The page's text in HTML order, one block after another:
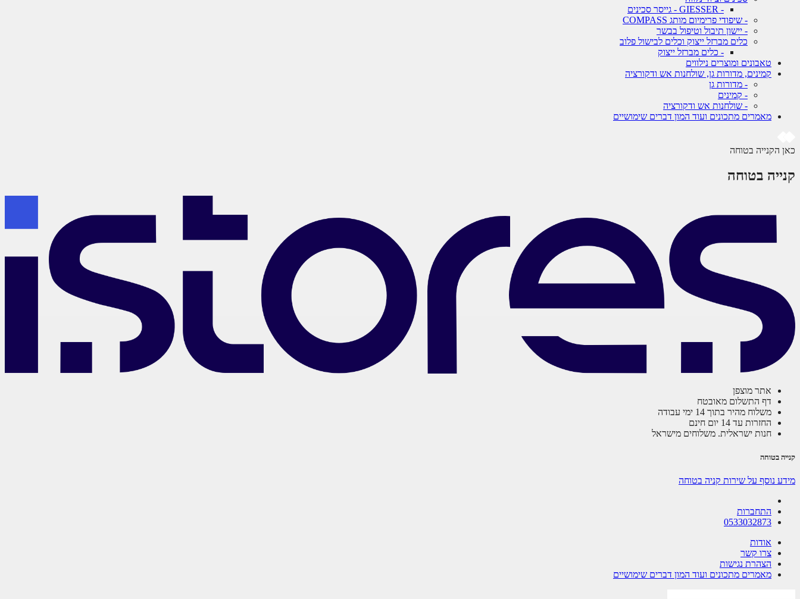
- GIESSER - גייסר סכינים
- שיפודי פרימיום מותג COMPASS
- יישון תיבול וטיפול בבשר
כלים מברזל ייצוק וכלים לבישול פלוב
- כלים מברזל ייצוק
טאבונים ומוצרים נילווים
קמינים, מדורות גן, שולחנות אש ודקורציה
- מדורות גן
- קמינים
- שולחנות אש ודקורציה
מאמרים מתכונים ועוד המון דברים שימושיים
כאן הקנייה בטוחה
קנייה בטוחה
אתר מוצפן
דף התשלום מאובטח
משלוח מהיר בתוך 14 ימי עבודה
החזרות עד 14 יום חינם
חנות ישראלית. משלוחים מישראל
קנייה בטוחה
מידע נוסף על שירות קניה בטוחה
התחברות
0533032873
אודות
צרו קשר
הצהרת נגישות
מאמרים מתכונים ועוד המון דברים שימושיים